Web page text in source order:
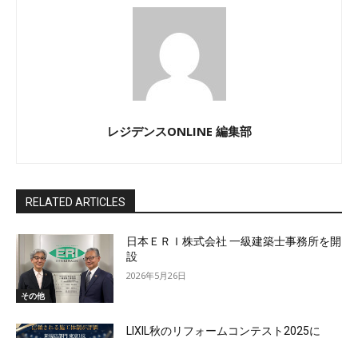
レジデンスONLINE 編集部
RELATED ARTICLES
その他
日本ＥＲＩ株式会社 一級建築士事務所を開
設
2026年5月26日
LIXIL秋のリフォームコンテスト2025に